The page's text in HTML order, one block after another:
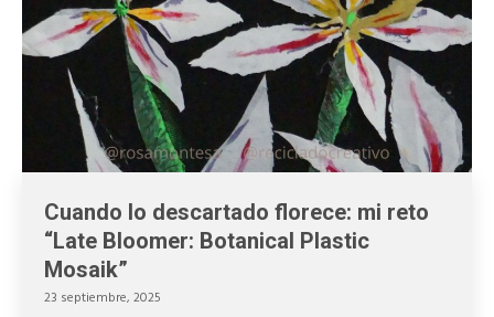
Cuando lo descartado florece: mi reto
“Late Bloomer: Botanical Plastic
Mosaik”
23 septiembre, 2025